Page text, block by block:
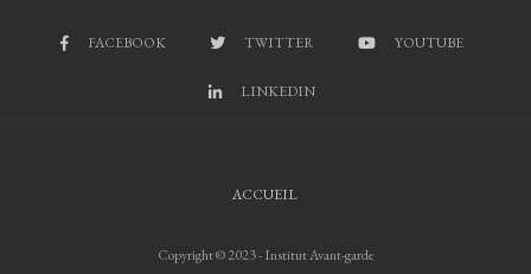
FACEBOOK TWITTER YOUTUBE
LINKEDIN
ACCUEIL
Copyright © 2023 - Institut Avant-garde